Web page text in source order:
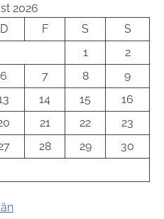
2026
D F S
S
1
2
6 7 8
9
14 15
16
21 22
23
28 29
30